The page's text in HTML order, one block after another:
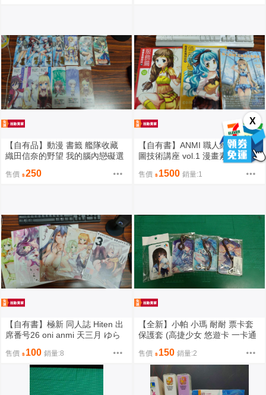
X
【自有品】動漫 書籤 艦隊收藏
織田信奈的野望 我的腦內戀礙選
戀人
售價 250
【自有書】ANMI 職人繪師CG繪
圖技術講座 vol.1 漫畫素描技法
頭部 服飾篇 插畫 繪畫書 果然我
的青春戀愛喜劇 果青 6.5
售價 1500 銷量:1
【自有書】極新 同人誌 Hiten 出
席番号26 oni anmi 天三月 ゆら
Live
售價 100 銷量:8
【全新】小帕 小瑪 耐耐 票卡套
保護套 (高捷少女 悠遊卡 一卡通
典 遊戲 海報
售價 150 銷量:2